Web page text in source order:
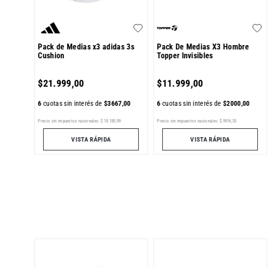
Pack de Medias x3 adidas 3s
Cushion
$21.999,00
6cuotas sin interés de$3667,00
Precio sin impuestos nacionales: $ 18 180 ,99
VISTA RÁPIDA
Pack De Medias X3 Hombre
Topper Invisibles
$11.999,00
6cuotas sin interés de$2000,00
Precio sin impuestos nacionales: $ 9916 ,53
VISTA RÁPIDA